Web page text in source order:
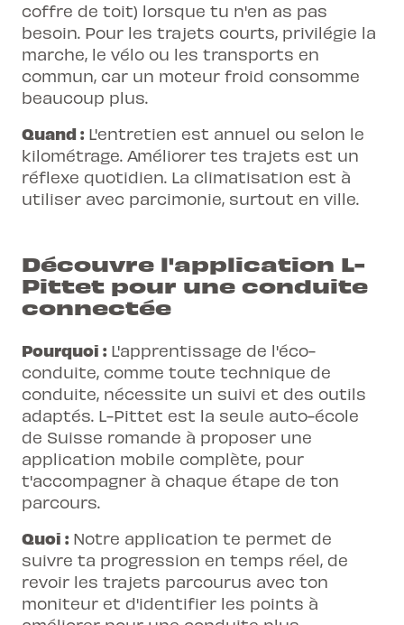
coffre de toit) lorsque tu n'en as pas
besoin. Pour les trajets courts, privilégie la
marche, le vélo ou les transports en
commun, car un moteur froid consomme
beaucoup plus.
Quand : L'entretien est annuel ou selon le
kilométrage. Améliorer tes trajets est un
réflexe quotidien. La climatisation est à
utiliser avec parcimonie, surtout en ville.
Découvre l'application L-
Pittet pour une conduite
connectée
Pourquoi : L'apprentissage de l'éco-
conduite, comme toute technique de
conduite, nécessite un suivi et des outils
adaptés. L-Pittet est la seule auto-école
de Suisse romande à proposer une
application mobile complète, pour
t'accompagner à chaque étape de ton
parcours.
Quoi : Notre application te permet de
suivre ta progression en temps réel, de
revoir les trajets parcourus avec ton
moniteur et d'identifier les points à